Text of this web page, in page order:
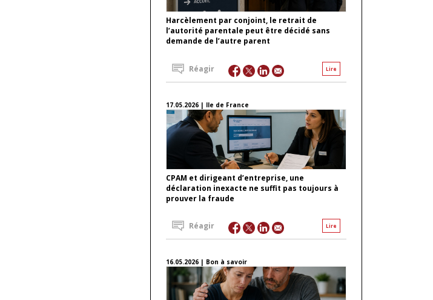
Harcèlement par conjoint, le retrait de
l’autorité parentale peut être décidé sans
demande de l’autre parent
Lire
Réagir
17.05.2026 | Ile de France
CPAM et dirigeant d’entreprise, une
déclaration inexacte ne suffit pas toujours à
prouver la fraude
Lire
Réagir
16.05.2026 | Bon à savoir